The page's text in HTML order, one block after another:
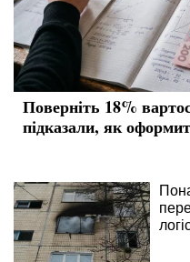
Поверніть 18%
підказали, як